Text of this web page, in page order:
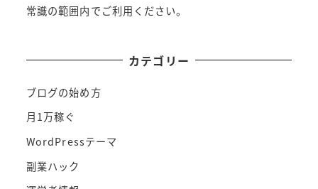
常識の範囲内でご利用ください。
カテゴリー
ブログの始め方
月1万稼ぐ
WordPressテーマ
副業ハック